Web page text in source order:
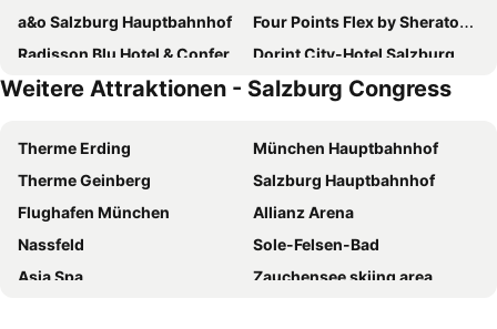
a&o Salzburg Hauptbahnhof
Four Points Flex by Sheraton Salzburg Messe
Radisson Blu Hotel & Conference Centre, Salzburg
Dorint City-Hotel Salzburg
FourSide Hotel Salzburg, Trademark Collection by Wyndham
Altstadt Hotel Hofwirt Salzburg
Waldhof Fuschlsee Resort
NH Collection Salzburg City
Hotel Neutor Express
Motel One Salzburg-Süd
H+ Hotel Salzburg
COOL MAMA Hotel Salzburg
Hotel Vogelweiderhof
B&B Hotel Salzburg-Nord
Hotel Evido Salzburg City Center
JUFA Hotel Salzburg City
Weitere Attraktionen - Salzburg Congress
Therme Erding
München Hauptbahnhof
Therme Geinberg
Salzburg Hauptbahnhof
Flughafen München
Allianz Arena
Nassfeld
Sole-Felsen-Bad
Asia Spa
Zauchensee skiing area